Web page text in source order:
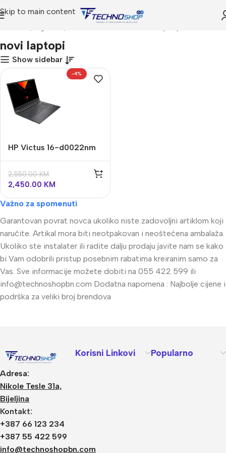
Skip to main content
novi laptopi
Show sidebar
-4%
HP Victus 16-d0022nm
4L6P4EA 16,1″ FHD
144Hz
2,550.00KM
2,450.00 KM
Važno za spomenuti
Garantovan povrat novca ukoliko niste zadovoljni artiklom koji
naručite. Artikal mora biti neotpakovan i neoštećena ambalaža.
Ukoliko ste instalater ili radite dalju prodaju javite nam se kako
bi Vam odobrili pristup posebnim rabatima kreiranim samo za
Vas. Sve informacije možete dobiti na 055 422 599 ili
info@technoshopbn.com Dodatna napomena : Najbolje cijene i
podrška za veliki broj brendova
Adresa:
Nikole Tesle 31a,
Bijeljina
Kontakt:
+387 66 123 234
+387 55 422 599
info@technoshopbn.com
Korisni Linkovi Popularno